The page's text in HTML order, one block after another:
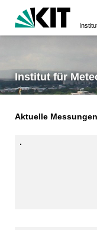
Institut für
Aktuelle